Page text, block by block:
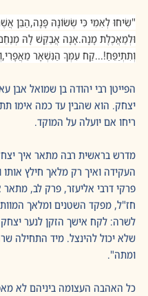
"שִׂיחוּ לְאִמִּי כִּי שְׂשׂוֹנָהּ פָּנָה,הַבֵּן
וּלְמַאֲכֶלֶת מָנָה.אָנָה אֲבַקֵּשׁ לָהּ
וְתִתְיַפֵּחַ!...קַח עִמְּךָ הַנִּשְׁאָר
הפייטן רבי יהודה בן שמואל
יצחק. הוא שהבין עד כמה אימו
ריחו אם יועלה על המוקד.
מדרש בראשית רבה מתאר איך
העקידה ואיך רק מלאך חילץ
פרקי דרבי אליעזר, פרק לב,
חז"ל, מפקד השטנים ומלאך
לשרה: לקח אישך הזקן לנער יצחק
שלא יכול להינצל. מיד התחילה
ומתה".
כל האהבה העצומה ביניהם לא